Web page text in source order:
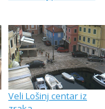
Veli Lošinj centar iz